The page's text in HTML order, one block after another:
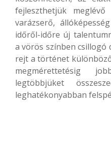
fejleszthetjük
varázserő,
időről-időre új
a vörös színben
rejt a történet
megmérettetésig
legtöbbjüket
leghatékonyabban